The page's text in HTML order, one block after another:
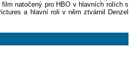
film natočený pro HBO v hlavních rolích s
a hlavní roli v něm ztvárnil Denzel